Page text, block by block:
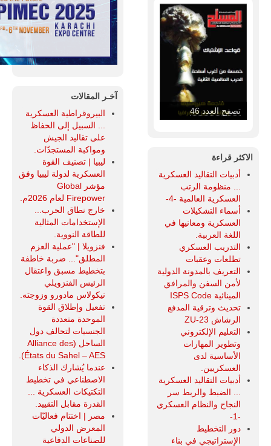
تصفح العدد 46
الاكثر قراءة
أدبيات التقاليد العسكرية
... منظومة الرتب
العسكرية العالمية -4-
أسماء التشكيلات
العسكرية ومعانيها في
اللغة العربية.
التدريب العسكري
تطلعات وعقبات
التعريف بالمدونة الدولية
لأمن السفن والمرافق
المينائية ISPS Code
تحديث وترقية المدفع
الرشاش ZU-23
التعليم الإلكتروني
وتطوير المهارات
الأساسية لدى
العسكريين.
أدبيات التقاليد العسكرية
... الضبط والربط سر
النجاح والنظام العسكري
-1-
دور التخطيط
الإستراتيجي في بناء
آخـر المقالات
البيروقراطية العسكرية
... السبيل إلى الحفاظ
على تقاليد الجيش
ومواكبة المستجدّات.
ليبيا | تصنيف القوة
العسكرية لدولة ليبيا وفق
مؤشر Global
Firepower لعام 2026م.
خارج نطاق الحرب...
الإستخدامات المثالية
للطاقة النووية.
فنزويلا | "عملية العزم
المطلق"... ضربة خاطفة
بتخطيط مسبق واعتقال
الرئيس الفنزويلي
نيكولاس مادورو وزوجته.
تفعيل وإطلاق القوة
الموحدة متعددة
الجنسيات لتحالف دول
الساحل (Alliance des
États du Sahel – AES).
عندما يُشارك الذكاء
الاصطناعي في تخطيط
التكتيكات العسكرية ...
القدرة مقابل التقييد.
مصر | اختتام فعاليّات
المعرض الدولي
للصناعات الدفاعية